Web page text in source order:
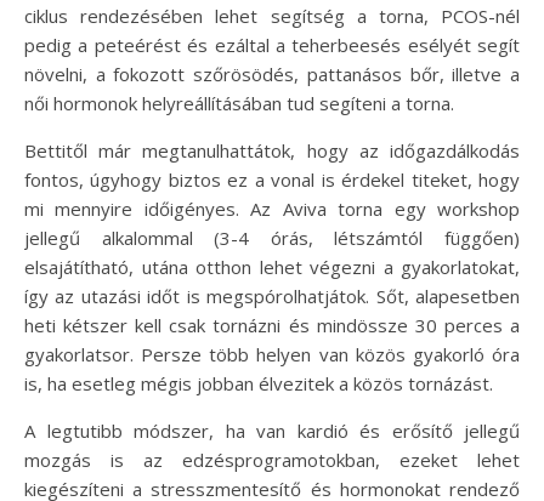
ciklus rendezésében lehet segítség a torna, PCOS-nél
pedig a peteérést és ezáltal a teherbeesés esélyét segít
növelni, a fokozott szőrösödés, pattanásos bőr, illetve a
női hormonok helyreállításában tud segíteni a torna.
Bettitől már megtanulhattátok, hogy az időgazdálkodás
fontos, úgyhogy biztos ez a vonal is érdekel titeket, hogy
mi mennyire időigényes. Az Aviva torna egy workshop
jellegű alkalommal (3-4 órás, létszámtól függően)
elsajátítható, utána otthon lehet végezni a gyakorlatokat,
így az utazási időt is megspórolhatjátok. Sőt, alapesetben
heti kétszer kell csak tornázni és mindössze 30 perces a
gyakorlatsor. Persze több helyen van közös gyakorló óra
is, ha esetleg mégis jobban élvezitek a közös tornázást.
A legtutibb módszer, ha van kardió és erősítő jellegű
mozgás is az edzésprogramotokban, ezeket lehet
kiegészíteni a stresszmentesítő és hormonokat rendező